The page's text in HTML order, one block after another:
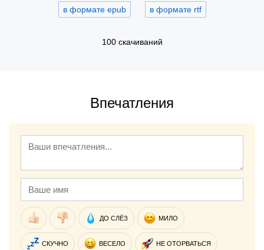
в формате epub в формате rtf
100 скачиваний
Впечатления
ДО СЛЁЗ МИЛО
СКУЧНО ВЕСЕЛО НЕ ОТОРВАТЬСЯ